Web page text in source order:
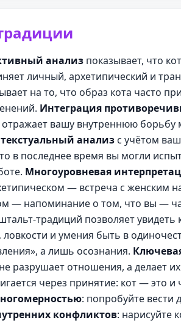
анализ показывает, что
личный, архетипический и
на то, что образ кота часто
Интеграция
отражает вашу внутреннюю
анализ с учётом
в последнее время вы могли
Многоуровневая
— встреча с
— напоминание о том, что вы —
традиций позволяет
и умения быть в
а лишь осознания.
разрушает отношения, а делает
через принятие: кот — это
: попробуйте вести
конфликтов: нарисуйте